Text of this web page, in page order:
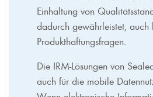
Einhaltung von
dadurch gewährleistet, auch
Produkthaftungsfragen.
Die IRM-Lösungen von
auch für die mobile